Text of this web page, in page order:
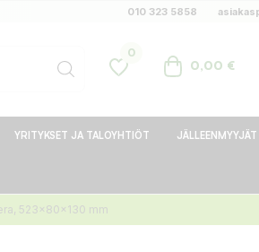
010 323 5858
0
0,00 €
YRITYKSET JA TALOYHTIÖT JÄLLEENMYYJÄT
523x80x130 mm